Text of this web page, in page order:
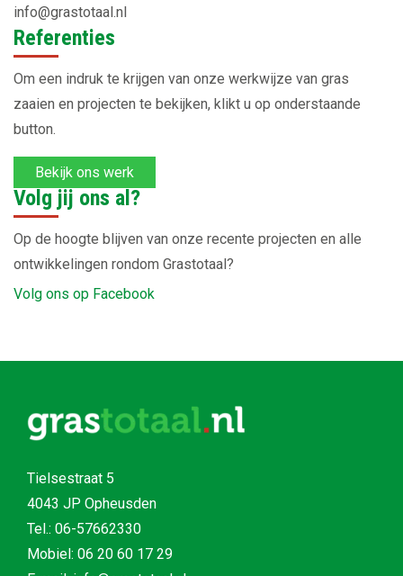
info@grastotaal.nl
Referenties
Om een indruk te krijgen van onze werkwijze van gras
zaaien en projecten te bekijken, klikt u op onderstaande
button.
Bekijk ons werk
Volg jij ons al?
Op de hoogte blijven van onze recente projecten en alle
ontwikkelingen rondom Grastotaal?
Volg ons op Facebook
Tielsestraat 5
4043 JP Opheusden
Tel.: 06-57662330
Mobiel: 06 20 60 17 29